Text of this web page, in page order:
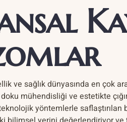
ve sağlık dünyasında en çok
mühendisliği ve estetikte
yöntemlerle